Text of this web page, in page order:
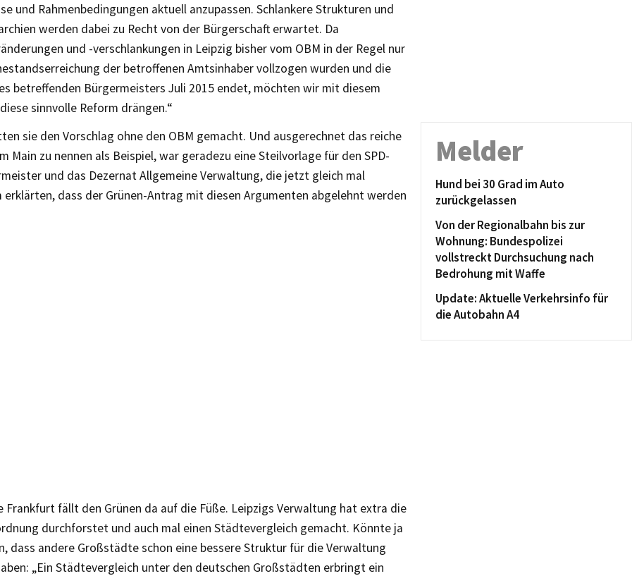
und Rahmenbedingungen aktuell anzupassen. Schlankere Strukturen und
werden dabei zu Recht von der Bürgerschaft erwartet. Da
und -verschlankungen in Leipzig bisher vom OBM in der Regel nur
der betroffenen Amtsinhaber vollzogen wurden und die
betreffenden Bürgermeisters Juli 2015 endet, möchten wir mit diesem
sinnvolle Reform drängen.“
sie den Vorschlag ohne den OBM gemacht. Und ausgerechnet das reiche
Main zu nennen als Beispiel, war geradezu eine Steilvorlage für den SPD-
und das Dezernat Allgemeine Verwaltung, die jetzt gleich mal
erklärten, dass der Grünen-Antrag mit diesen Argumenten abgelehnt werden
Frankfurt fällt den Grünen da auf die Füße. Leipzigs Verwaltung hat extra die
durchforstet und auch mal einen Städtevergleich gemacht. Könnte ja
dass andere Großstädte schon eine bessere Struktur für die Verwaltung
„Ein Städtevergleich unter den deutschen Großstädten erbringt ein
Melder
Hund bei 30 Grad im Auto
zurückgelassen
Von der Regionalbahn bis zur
Wohnung: Bundespolizei
vollstreckt Durchsuchung nach
Bedrohung mit Waffe
Update: Aktuelle Verkehrsinfo für
die Autobahn A4